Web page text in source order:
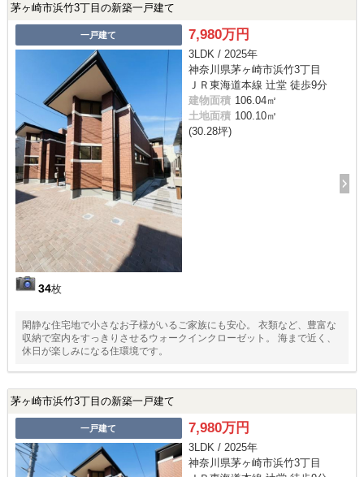
茅ヶ崎市浜竹3丁目の新築一戸建て
一戸建て
34枚
7,980万円
3LDK / 2025年
神奈川県茅ヶ崎市浜竹3丁目
ＪＲ東海道本線 辻堂 徒歩9分
建物面積 106.04㎡
土地面積 100.10㎡
(30.28坪)
閑静な住宅地で小さなお子様がいるご家族にも安心。 衣類など、豊富な
収納で室内をすっきりさせるウォークインクローゼット。 海まで近く、
休日が楽しみになる住環境です。
茅ヶ崎市浜竹3丁目の新築一戸建て
一戸建て 7,980万円
3LDK / 2025年
神奈川県茅ヶ崎市浜竹3丁目